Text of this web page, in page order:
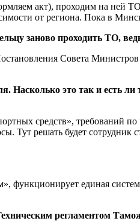
акт), проходим на ней
от региона. Пока в
заново проходить ТО,
Совета
Насколько это так и есть ли
средств», требований по
Тут решать будет сотрудник
функционирует единая
регламентом